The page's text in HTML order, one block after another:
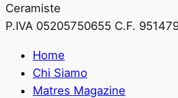
Ceramiste
P.IVA 05205750655 C.F.
Home
Chi Siamo
Matres Magazine